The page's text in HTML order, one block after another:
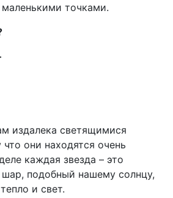
точками.
издалека светящимися
они находятся очень
каждая звезда – это
шар, подобный нашему солнцу,
и свет.